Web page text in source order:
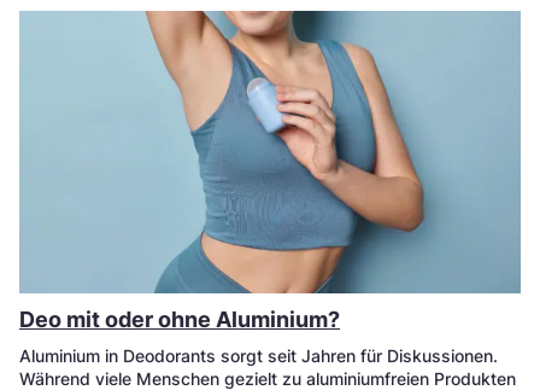
Deo mit oder ohne Aluminium?
Aluminium in Deodorants sorgt seit Jahren für Diskussionen.
Während viele Menschen gezielt zu aluminiumfreien Produkten